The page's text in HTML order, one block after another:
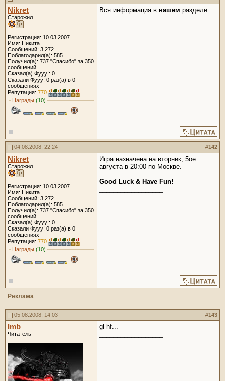
Nikret
Старожил
Регистрация: 10.03.2007
Имя: Никита
Сообщений: 3,272
Поблагодарил(а): 585
Получил(а): 737 "Спасибо" за 350
сообщений
Сказал(а) Фууу!: 0
Сказали Фууу! 0 раз(а) в 0
сообщениях
Репутация: 770
Награды (10)
Вся информация в нашем разделе.
04.08.2008, 22:24 #142
Nikret
Старожил
Регистрация: 10.03.2007
Имя: Никита
Сообщений: 3,272
Поблагодарил(а): 585
Получил(а): 737 "Спасибо" за 350
сообщений
Сказал(а) Фууу!: 0
Сказали Фууу! 0 раз(а) в 0
сообщениях
Репутация: 770
Награды (10)
Игра назначена на вторник, 5ое
августа в 20:00 по Москве.
Good Luck & Have Fun!
Реклама
05.08.2008, 14:03 #143
Imb
Читатель
gl hf...